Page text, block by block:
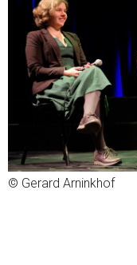
© Gerard Arninkhof